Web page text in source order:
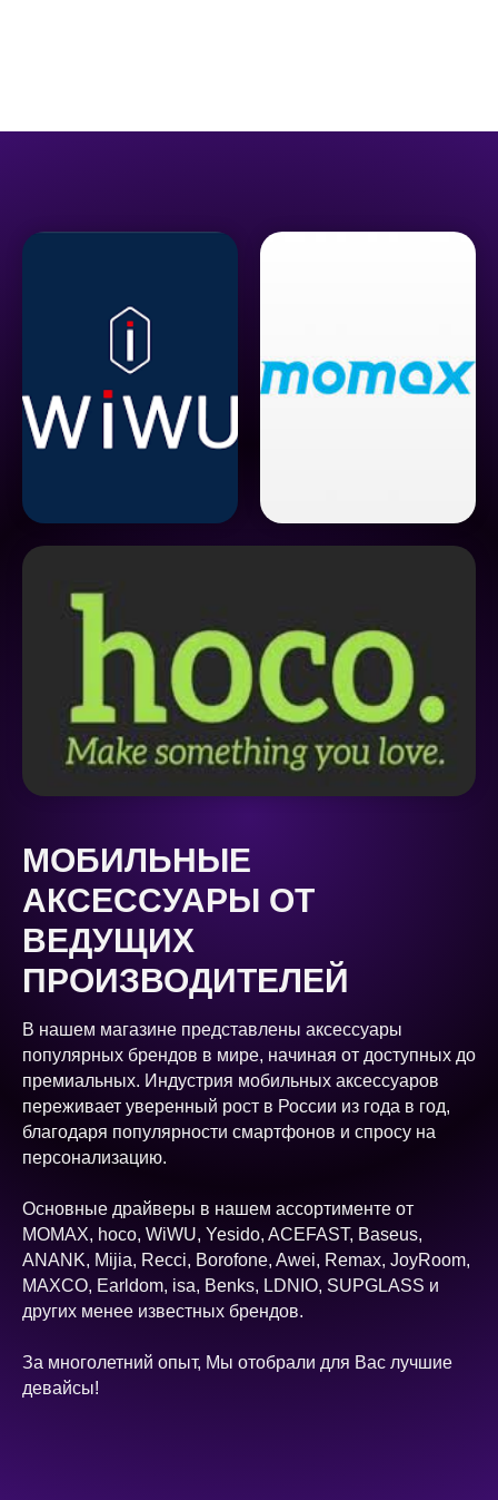
МОБИЛЬНЫЕ
АКСЕССУАРЫ ОТ
ВЕДУЩИХ
ПРОИЗВОДИТЕЛЕЙ
В нашем магазине представлены аксессуары
популярных брендов в мире, начиная от доступных до
премиальных. Индустрия мобильных аксессуаров
переживает уверенный рост в России из года в год,
благодаря популярности смартфонов и спросу на
персонализацию.
Основные драйверы в нашем ассортименте от
MOMAX, hoco, WiWU, Yesido, ACEFAST, Baseus,
ANANK, Mijia, Recci, Borofone, Awei, Remax, JoyRoom,
MAXCO, Earldom, isa, Benks, LDNIO, SUPGLASS и
других менее известных брендов.
За многолетний опыт, Мы отобрали для Вас лучшие
девайсы!